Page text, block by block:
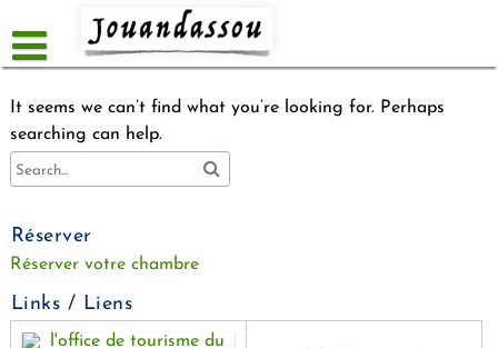
content
It seems we can’t find what you’re looking for. Perhaps
searching can help.
Réserver
Réserver votre chambre
Links / Liens